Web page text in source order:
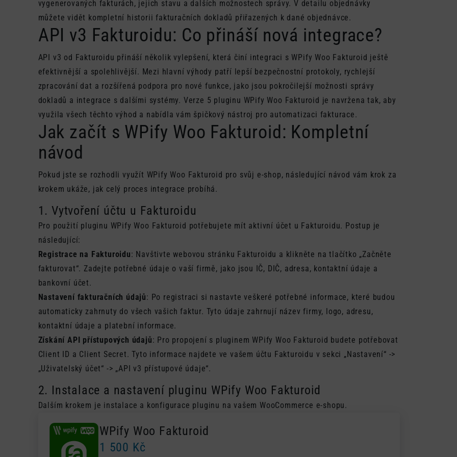
vygenerovaných fakturách, jejich stavu a dalších možnostech správy. V detailu objednávky
můžete vidět kompletní historii fakturačních dokladů přiřazených k dané objednávce.
API v3 Fakturoidu: Co přináší nová integrace?
API v3 od Fakturoidu přináší několik vylepšení, která činí integraci s WPify Woo Fakturoid ještě
efektivnější a spolehlivější. Mezi hlavní výhody patří lepší bezpečnostní protokoly, rychlejší
zpracování dat a rozšířená podpora pro nové funkce, jako jsou pokročilejší možnosti správy
dokladů a integrace s dalšími systémy. Verze 5 pluginu WPify Woo Fakturoid je navržena tak, aby
využila všech těchto výhod a nabídla vám špičkový nástroj pro automatizaci fakturace.
Jak začít s WPify Woo Fakturoid: Kompletní
návod
Pokud jste se rozhodli využít WPify Woo Fakturoid pro svůj e-shop, následující návod vám krok za
krokem ukáže, jak celý proces integrace probíhá.
1. Vytvoření účtu u Fakturoidu
Pro použití pluginu WPify Woo Fakturoid potřebujete mít aktivní účet u Fakturoidu. Postup je
následující:
Registrace na Fakturoidu: Navštivte webovou stránku Fakturoidu a klikněte na tlačítko „Začněte
fakturovat“. Zadejte potřebné údaje o vaší firmě, jako jsou IČ, DIČ, adresa, kontaktní údaje a
bankovní účet.
Nastavení fakturačních údajů: Po registraci si nastavte veškeré potřebné informace, které budou
automaticky zahrnuty do všech vašich faktur. Tyto údaje zahrnují název firmy, logo, adresu,
kontaktní údaje a platební informace.
Získání API přístupových údajů: Pro propojení s pluginem WPify Woo Fakturoid budete potřebovat
Client ID a Client Secret. Tyto informace najdete ve vašem účtu Fakturoidu v sekci „Nastavení“ ->
„Uživatelský účet“ -> „API v3 přístupové údaje“.
2. Instalace a nastavení pluginu WPify Woo Fakturoid
Dalším krokem je instalace a konfigurace pluginu na vašem WooCommerce e-shopu.
WPify Woo Fakturoid
1 500 Kč